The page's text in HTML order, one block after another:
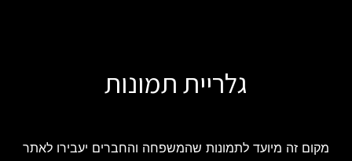
גלריית תמונות
מקום זה מיועד לתמונות שהמשפחה והחברים יעבירו לאתר